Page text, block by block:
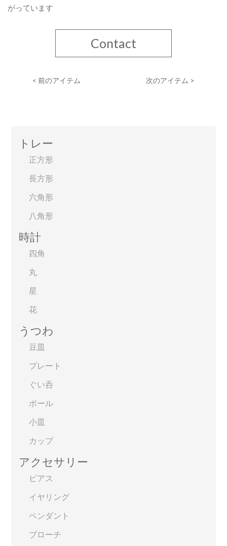
がっています
Contact
< 前のアイテム 次のアイテム >
トレー
正方形
長方形
六角形
八角形
時計
四角
丸
星
花
うつわ
豆皿
プレート
ぐい呑
ボール
小皿
カップ
アクセサリー
ピアス
イヤリング
ペンダント
ブローチ